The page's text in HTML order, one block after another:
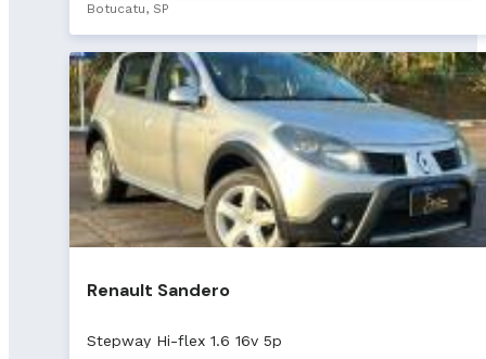
Botucatu, SP
Renault Sandero
Stepway Hi-flex 1.6 16v 5p